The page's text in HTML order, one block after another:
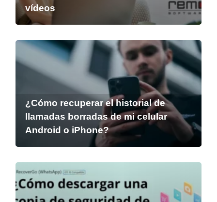
vídeos
¿Cómo recuperar el historial de
llamadas borradas de mi celular
Android o iPhone?